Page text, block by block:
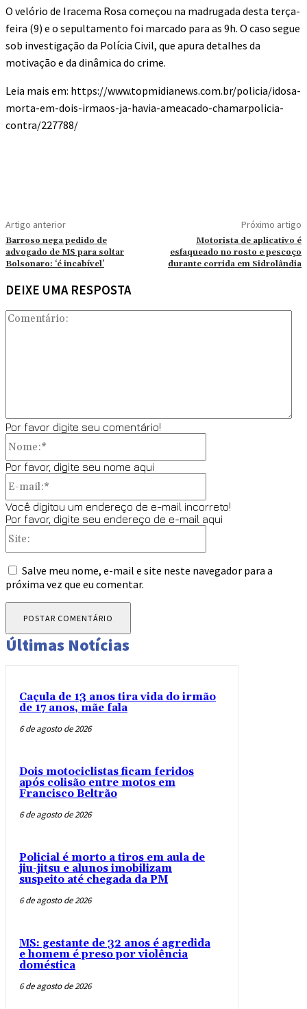
O velório de Iracema Rosa começou na madrugada desta terça-
feira (9) e o sepultamento foi marcado para as 9h. O caso segue
sob investigação da Polícia Civil, que apura detalhes da
motivação e da dinâmica do crime.
Leia mais em: https://www.topmidianews.com.br/policia/idosa-
morta-em-dois-irmaos-ja-havia-ameacado-chamarpolicia-
contra/227788/
Artigo anterior
Barroso nega pedido de
advogado de MS para soltar
Bolsonaro: ‘é incabível’
Próximo artigo
Motorista de aplicativo é
esfaqueado no rosto e pescoço
durante corrida em Sidrolândia
DEIXE UMA RESPOSTA
Por favor digite seu comentário!
Por favor, digite seu nome aqui
Você digitou um endereço de e-mail incorreto!
Por favor, digite seu endereço de e-mail aqui
Salve meu nome, e-mail e site neste navegador para a
próxima vez que eu comentar.
Últimas Notícias
Caçula de 13 anos tira vida do irmão
de 17 anos, mãe fala
6 de agosto de 2026
Dois motociclistas ficam feridos
após colisão entre motos em
Francisco Beltrão
6 de agosto de 2026
Policial é morto a tiros em aula de
jiu-jitsu e alunos imobilizam
suspeito até chegada da PM
6 de agosto de 2026
MS: gestante de 32 anos é agredida
e homem é preso por violência
doméstica
6 de agosto de 2026